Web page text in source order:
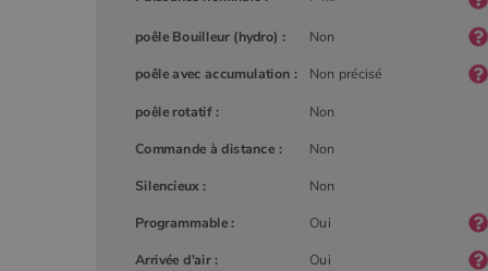
poêle Bouilleur (hydro) :
Non
poêle avec accumulation :
Non précisé
poêle rotatif : Non
Commande à distance : Non
Silencieux :
Non
Programmable :
Oui
Arrivée d'air : Oui
7